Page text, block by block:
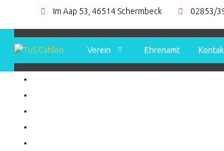
Im Aap 53, 46514 Schermbeck 02853/
Verein Ehrenamt